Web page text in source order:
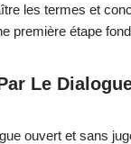
les termes et
première étape
Le
ouvert et sans